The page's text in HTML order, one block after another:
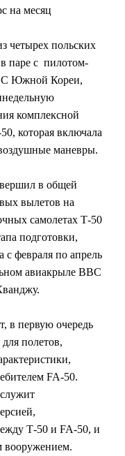
на месяц
четырех польских
паре с  пилотом-
Южной Кореи,
комплексной
которая включала
маневры.
в общей
вылетов на
самолетах Т-50
подготовки,
с февраля по апрель
авиакрыле ВВС
в первую очередь
полетов,
FA-50.
Т-50 и FA-50, и
вооружением.